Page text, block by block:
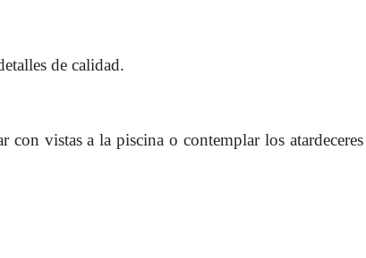
de calidad.
vistas a la piscina o contemplar los